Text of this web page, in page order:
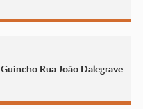
Guincho Rua João Dalegrave